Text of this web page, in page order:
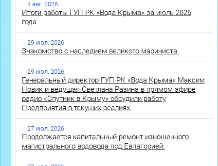
4 авг. 2026
Итоги работы ГУП РК «Вода Крыма» за июль 2026
года.
29 июл. 2026
Знакомство с наследием великого мариниста.
29 июл. 2026
Генеральный директор ГУП РК «Вода Крыма» Максим
Новик и ведущая Светлана Разина в прямом эфире
радио «Спутник в Крыму» обсудили работу
Предприятия в текущих реалиях.
27 июл. 2026
Продолжается капитальный ремонт изношенного
магистрального водовода под Евпаторией.